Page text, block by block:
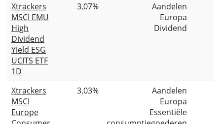
Xtrackers
MSCI EMU
High
Dividend
Yield ESG
UCITS ETF
1D
3,07%
Aandelen
Europa
Dividend
Xtrackers
MSCI
Europe
3,03%
Aandelen
Europa
Essentiële